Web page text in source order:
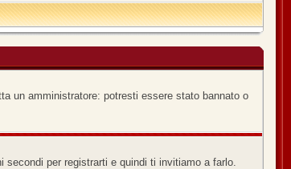
un amministratore: potresti essere stato bannato o
secondi per registrarti e quindi ti invitiamo a farlo.